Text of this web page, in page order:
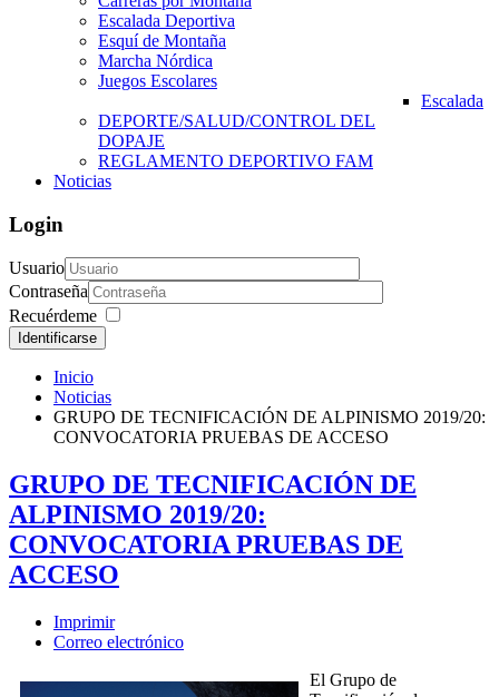
Escalada Deportiva
Esquí de Montaña
Marcha Nórdica
Juegos Escolares
Escalada
DEPORTE/SALUD/CONTROL DEL
DOPAJE
REGLAMENTO DEPORTIVO FAM
Noticias
Login
Usuario
Contraseña
Recuérdeme
Identificarse
Inicio
Noticias
GRUPO DE TECNIFICACIÓN DE ALPINISMO 2019/20:
CONVOCATORIA PRUEBAS DE ACCESO
GRUPO DE TECNIFICACIÓN DE
ALPINISMO 2019/20:
CONVOCATORIA PRUEBAS DE
ACCESO
Imprimir
Correo electrónico
El Grupo de